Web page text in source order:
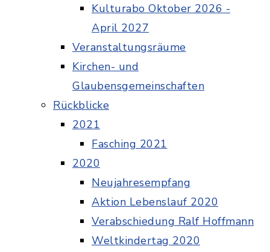
Kulturabo Oktober 2026 -
April 2027
Veranstaltungsräume
Kirchen- und
Glaubensgemeinschaften
Rückblicke
2021
Fasching 2021
2020
Neujahresempfang
Aktion Lebenslauf 2020
Verabschiedung Ralf Hoffmann
Weltkindertag 2020